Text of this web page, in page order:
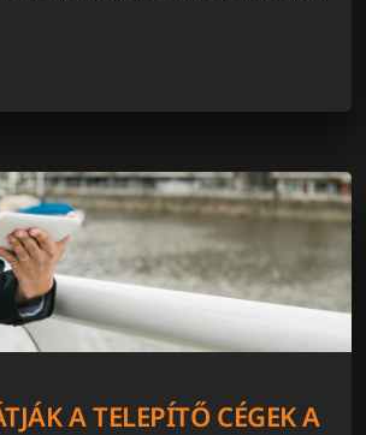
A TELEPÍTŐ CÉGEK A